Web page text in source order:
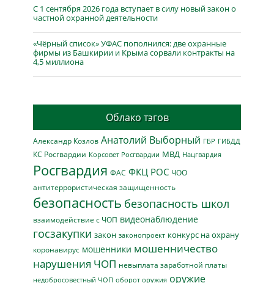
С 1 сентября 2026 года вступает в силу новый закон о
частной охранной деятельности
«Чёрный список» УФАС пополнился: две охранные
фирмы из Башкирии и Крыма сорвали контракты на
4,5 миллиона
Облако тэгов
Александр Козлов Анатолий Выборный ГБР ГИБДД
КС Росгвардии Корсовет Росгвардии МВД Нацгвардия
Росгвардия ФАС ФКЦ РОС ЧОО
антитеррористическая защищенность
безопасность безопасность школ
взаимодействие с ЧОП видеонаблюдение
госзакупки закон законопроект конкурс на охрану
коронавирус мошенники мошенничество
нарушения ЧОП невыплата заработной платы
недобросовестный ЧОП оборот оружия оружие